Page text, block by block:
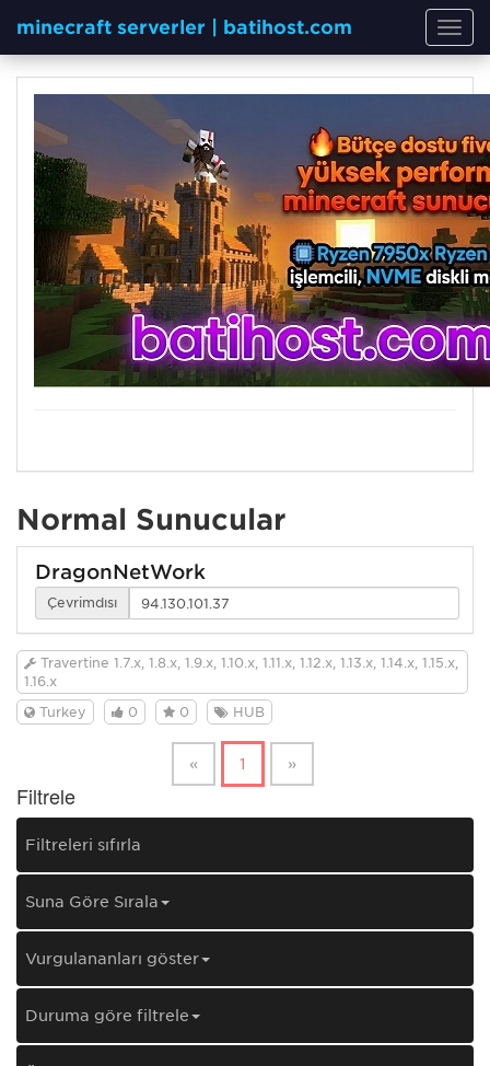
minecraft serverler | batihost.com
Normal Sunucular
DragonNetWork
Çevrimdışı
Travertine 1.7.x, 1.8.x, 1.9.x, 1.10.x, 1.11.x, 1.12.x, 1.13.x, 1.14.x, 1.15.x,
1.16.x
Turkey
0 0 HUB
« 1 »
Filtrele
Filtreleri sıfırla
Şuna Göre Sırala
Vurgulananları göster
Duruma göre filtrele